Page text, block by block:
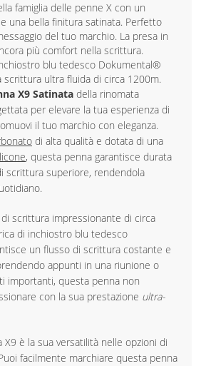
famiglia delle penne X con un
una bella finitura satinata. Perfetto
del tuo marchio. La presa in
più comfort nella scrittura.
blu tedesco Dokumental®
scrittura ultra fluida di circa 1200m.
X9 Satinata della rinomata
per elevare la tua esperienza di
il tuo marchio con eleganza.
di alta qualità e dotata di una
, questa penna garantisce durata
scrittura superiore, rendendola
di scrittura impressionante di circa
di inchiostro blu tedesco
un flusso di scrittura costante e
appunti in una riunione o
importanti, questa penna non
con la sua prestazione ultra-
X9 è la sua versatilità nelle opzioni di
facilmente marchiare questa penna